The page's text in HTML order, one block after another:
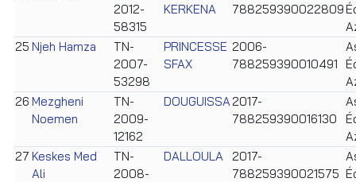
2012-
58315
KERKENA
788259390022809
25 Njeh Hamza
TN-
2007-
53298
PRINCESSE
SFAX
2006-
788259390010491
26 Mezgheni
Noemen
TN-
2009-
12162
DOUGUISSA 2017-
788259390016130
27 Keskes Med
Ali
TN-
2008-
DALLOULA
2017-
788259390021575